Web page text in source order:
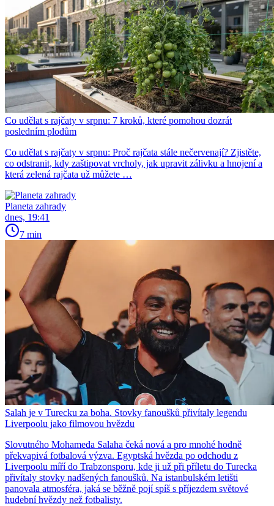
Co udělat s rajčaty v srpnu: 7 kroků, které pomohou dozrát
posledním plodům
Co udělat s rajčaty v srpnu: Proč rajčata stále nečervenají? Zjistěte,
co odstranit, kdy zaštipovat vrcholy, jak upravit zálivku a hnojení a
která zelená rajčata už můžete …
Planeta zahrady
dnes, 19:41
7 min
Salah je v Turecku za boha. Stovky fanoušků přivítaly legendu
Liverpoolu jako filmovou hvězdu
Slovutného Mohameda Salaha čeká nová a pro mnohé hodně
překvapivá fotbalová výzva. Egyptská hvězda po odchodu z
Liverpoolu míří do Trabzonsporu, kde ji už při příletu do Turecka
přivítaly stovky nadšených fanoušků. Na istanbulském letišti
panovala atmosféra, jaká se běžně pojí spíš s příjezdem světové
hudební hvězdy než fotbalisty.